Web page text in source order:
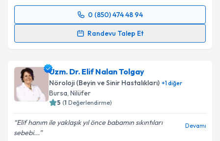
Takvim Talebini Gönder
0 (850) 474 48 94
Randevu Talep Et
Randevu Takvimi Talebi
takvim hazırlandığında e-posta ile bilgilendireceğiz.
E-posta Adresiniz
Uzm. Dr. Elif Nalan Tolgay
Nöroloji (Beyin ve Sinir Hastalıkları) +1diğer
Bursa, Nilüfer
5 (1 Değerlendirme)
Elif hanım ile yaklaşık yıl önce babamın sıkıntıları
sebebi...
Devamı